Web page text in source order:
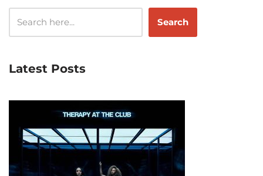
Search
Latest Posts